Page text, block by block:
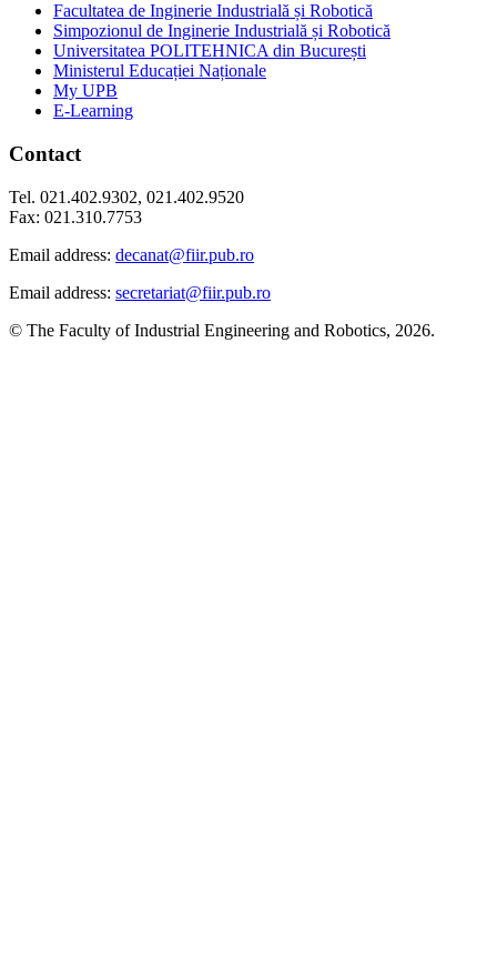
Facultatea de Inginerie Industrială și Robotică
Simpozionul de Inginerie Industrială și Robotică
Universitatea POLITEHNICA din București
Ministerul Educației Naționale
My UPB
E-Learning
Contact
Tel. 021.402.9302, 021.402.9520
Fax: 021.310.7753
Email address: decanat@fiir.pub.ro
Email address: secretariat@fiir.pub.ro
© The Faculty of Industrial Engineering and Robotics, 2026.